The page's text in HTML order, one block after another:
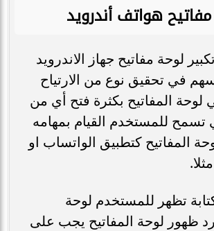
هواتف أندرويد
لوحة مفاتيح جهاز الاندرويد
في تحقيق نوع من الارتياح
المفاتيح بكثرة فتح أي من
تسمح للمستخدم القيام بمهامه
المفاتيح كتطبيق الواتساب او
تظهر للمستخدم لوحة
ظهور لوحة المفاتيح يجب على